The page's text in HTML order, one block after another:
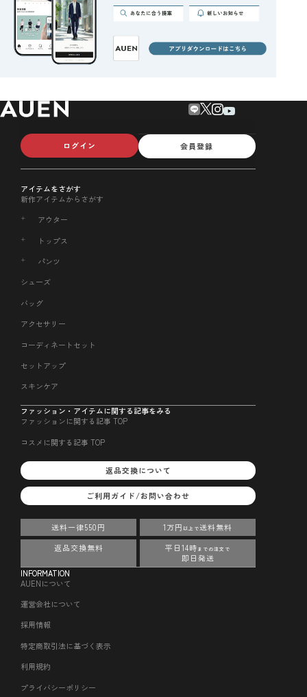
ログイン 会員登録
アイテムをさがす
新作アイテムからさがす
アウター
トップス
パンツ
シューズ
バッグ
アクセサリー
コーディネートセット
セットアップ
スキンケア
ファッション・アイテムに関する記事をみる
ファッションに関する記事 TOP
コスメに関する記事 TOP
返品交換について
ご利用ガイド/お問い合わせ
送料一律550円 1万円 以上で送料無料
返品交換無料
平日14時 までの注文で
即日発送
INFORMATION
AUENについて
運営会社について
採用情報
特定商取引法に基づく表示
利用規約
プライバシーポリシー